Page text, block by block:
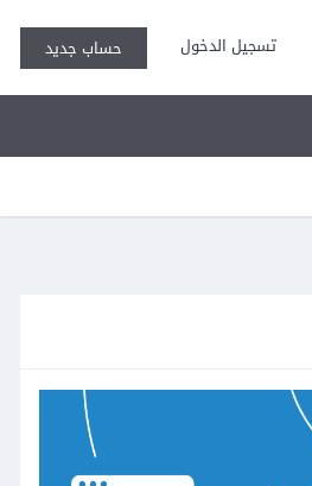
تسجيل الدخول حساب جديد